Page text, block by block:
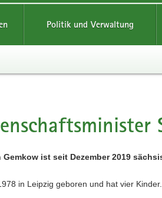
Politik und Verwaltung
Gemkow ist seit Dezember 2019
in Leipzig geboren und hat vier Kinder.